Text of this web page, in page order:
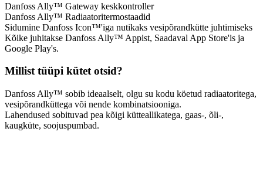
Danfoss Ally™ Gateway keskkontroller
Danfoss Ally™ Radiaatoritermostaadid
Sidumine Danfoss Icon™'iga nutikaks vesipõrandkütte juhtimiseks
Kõike juhitakse Danfoss Ally™ Appist, Saadaval App Store'is ja
Google Play's.
Millist tüüpi kütet otsid?
Danfoss Ally™ sobib ideaalselt, olgu su kodu köetud radiaatoritega,
vesipõrandküttega või nende kombinatsiooniga.
Lahendused sobituvad pea kõigi kütteallikatega, gaas-, õli-,
kaugküte, soojuspumbad.